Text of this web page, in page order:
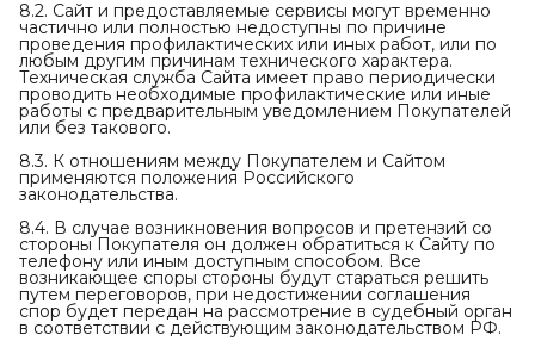
8.2. Сайт и предоставляемые сервисы могут временно
частично или полностью недоступны по причине
проведения профилактических или иных работ, или по
любым другим причинам технического характера.
Техническая служба Сайта имеет право периодически
проводить необходимые профилактические или иные
работы с предварительным уведомлением Покупателей
или без такового.
8.3. К отношениям между Покупателем и Сайтом
применяются положения Российского
законодательства.
8.4. В случае возникновения вопросов и претензий со
стороны Покупателя он должен обратиться к Сайту по
телефону или иным доступным способом. Все
возникающее споры стороны будут стараться решить
путем переговоров, при недостижении соглашения
спор будет передан на рассмотрение в судебный орган
в соответствии с действующим законодательством РФ.